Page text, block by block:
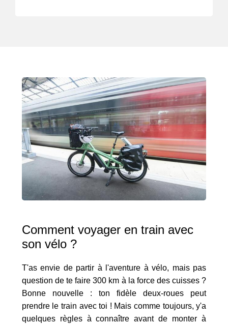
Comment voyager en train avec
son vélo ?
T'as envie de partir à l'aventure à vélo, mais pas
question de te faire 300 km à la force des cuisses ?
Bonne nouvelle : ton fidèle deux-roues peut
prendre le train avec toi ! Mais comme toujours, y'a
quelques règles à connaître avant de monter à